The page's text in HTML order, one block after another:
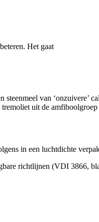
Het gaat
van ‘onzuivere’
uit de
in een luchtdichte
richtlijnen (VDI 3866,